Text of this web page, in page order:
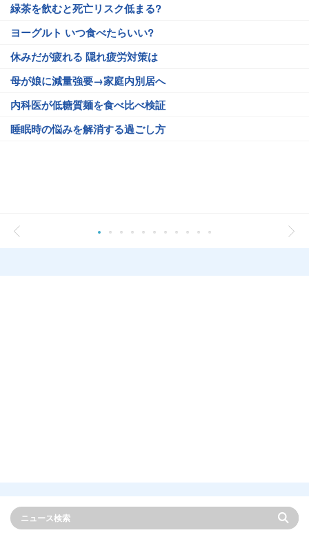
緑茶を飲むと死亡リスク低まる?
ヨーグルト いつ食べたらいい?
休みだが疲れる 隠れ疲労対策は
母が娘に減量強要→家庭内別居へ
内科医が低糖質麺を食べ比べ検証
睡眠時の悩みを解消する過ごし方